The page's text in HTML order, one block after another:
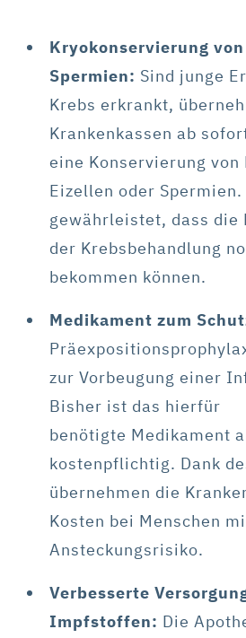
Kryokonservierung
Spermien: Sind junge
Krebs erkrankt,
Krankenkassen ab
eine Konservierung von
Eizellen oder
gewährleistet, dass die
der Krebsbehandlung
bekommen können.
Medikament zum
zur Vorbeugung einer
Bisher ist das hierfür
benötigte Medikament
kostenpflichtig. Dank
übernehmen die
Kosten bei Menschen
Ansteckungsrisiko.
Verbesserte
Impfstoffen: Die